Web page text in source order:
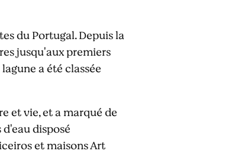
du Portugal. Depuis la
jusqu'aux premiers
a été classée
et vie, et a marqué de
disposé
et maisons Art